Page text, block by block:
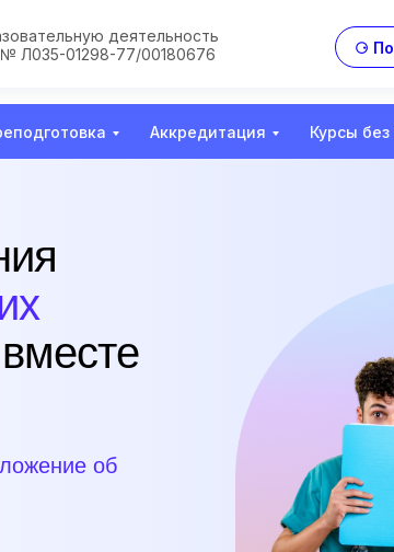
⚆
деятельность
Л035-01298-77/00180676
Аккредитация Курсы
вместе
об